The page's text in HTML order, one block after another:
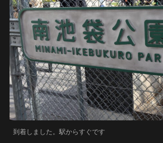
到着しました。駅からすぐです